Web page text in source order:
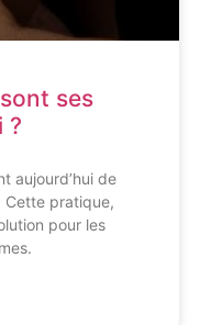
ses
?
aujourd’hui de
Cette pratique,
pour les